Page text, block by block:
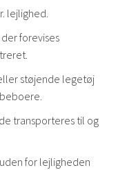
lejlighed.
forevises
støjende legetøj
transporteres til og
for lejligheden